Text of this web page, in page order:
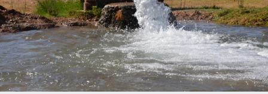
Haber Arşivi